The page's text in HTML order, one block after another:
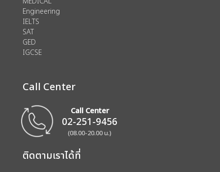
Engineering
IELTS
SAT
GED
IGCSE
Call Center
Call Center
02-251-9456
(08.00-20.00 น.)
ติดตามเราได้ที่